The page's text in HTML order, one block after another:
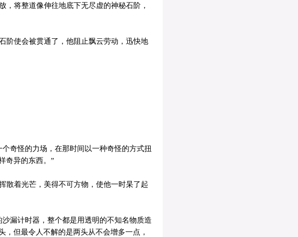
将整道像伸往地底下无尽虚的神秘石阶，
阶使会被贯通了，他阻止飘云劳动，迅快地
奇怪的力场，在那时间以一种奇怪的方式扭
奇异的东西。”
着光芒，美得不可方物，使他一时杲了起
漏计时器，整个都是用透明的不知名物质造
但最令人不解的是两头从不会增多一点，